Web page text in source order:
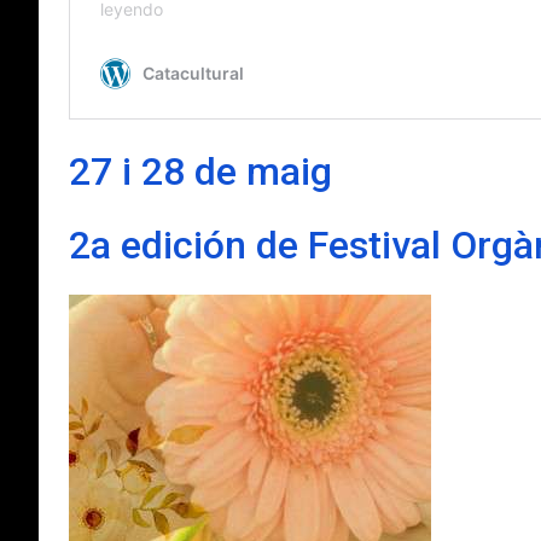
27 i 28 de maig
2a edición de Festival